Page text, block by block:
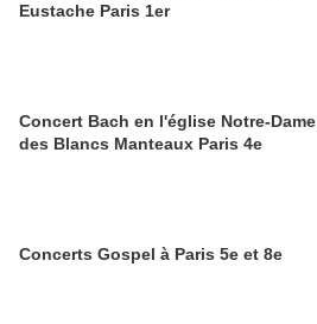
Eustache Paris 1er
Concert Bach en l'église Notre-Dame
des Blancs Manteaux Paris 4e
Concerts Gospel à Paris 5e et 8e